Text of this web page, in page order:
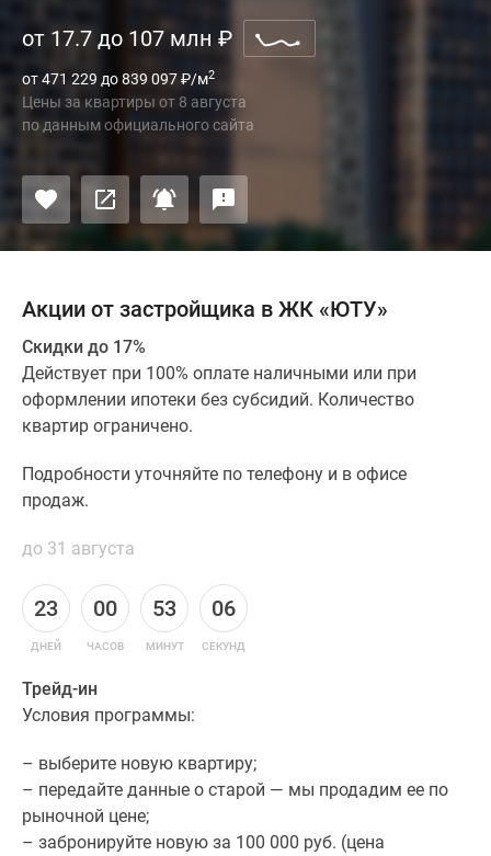
от 17.7 до 107 млн ₽
от 471 229 до 839 097₽/м2
Цены за квартиры от 8 августа
по данным официального сайта
Акции от застройщика в ЖК «ЮТУ»
Скидки до 17%
Действует при 100% оплате наличными или при
оформлении ипотеки без субсидий. Количество
квартир ограничено.
Подробности уточняйте по телефону и в офисе
продаж.
до 31 августа
23
ДНЕЙ
00
ЧАСОВ
53
МИНУТ
05
СЕКУНД
Трейд-ин
Условия программы:
– выберите новую квартиру;
– передайте данные о старой — мы продадим ее по
рыночной цене;
– забронируйте новую за 100 000 руб. (цена